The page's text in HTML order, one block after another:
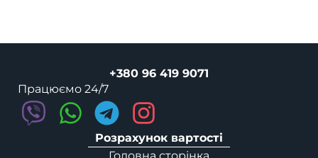
+380 96 419 9071
Працюємо 24/7
Розрахунок вартості